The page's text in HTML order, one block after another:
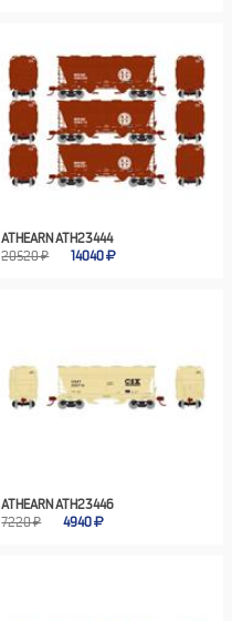
ATHEARN ATH23444
20520 ₽
14040
ATHEARN ATH23446
7220 ₽
4940